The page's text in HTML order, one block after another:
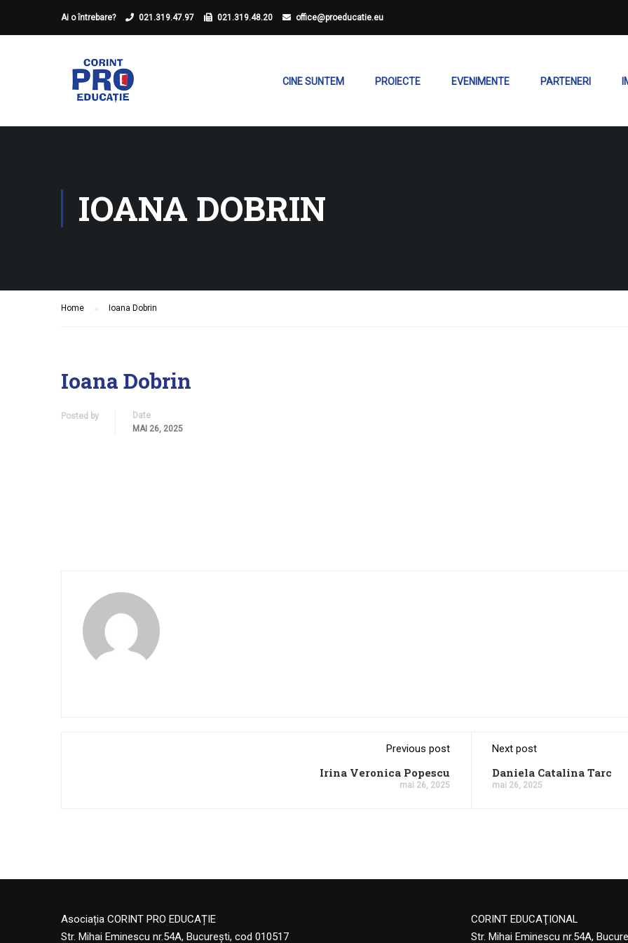
Ai o întrebare? 021.319.47.97 021.319.48.20 office@proeducatie.eu
CINE SUNTEM PROIECTE EVENIMENTE PARTENERI
IOANA DOBRIN
Home Ioana Dobrin
Ioana Dobrin
Posted by
Date
MAI 26, 2025
Previous post
Irina Veronica Popescu
mai 26, 2025
Next post
Daniela Catalina Tarc
mai 26, 2025
Asociația CORINT PRO EDUCAȚIE
Str. Mihai Eminescu nr.54A, București, cod 010517
CORINT EDUCAŢIONAL
Str. Mihai Eminescu nr.54A,